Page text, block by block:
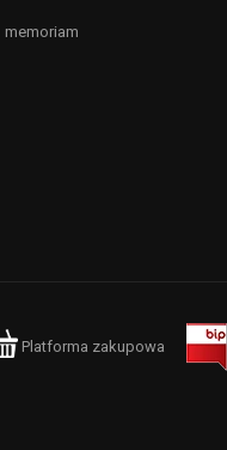
memoriam
Platforma zakupowa